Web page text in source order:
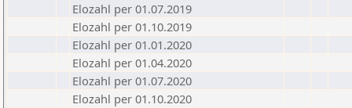
Elozahl per 01.07.2019
Elozahl per 01.10.2019
Elozahl per 01.01.2020
Elozahl per 01.04.2020
Elozahl per 01.07.2020
Elozahl per 01.10.2020